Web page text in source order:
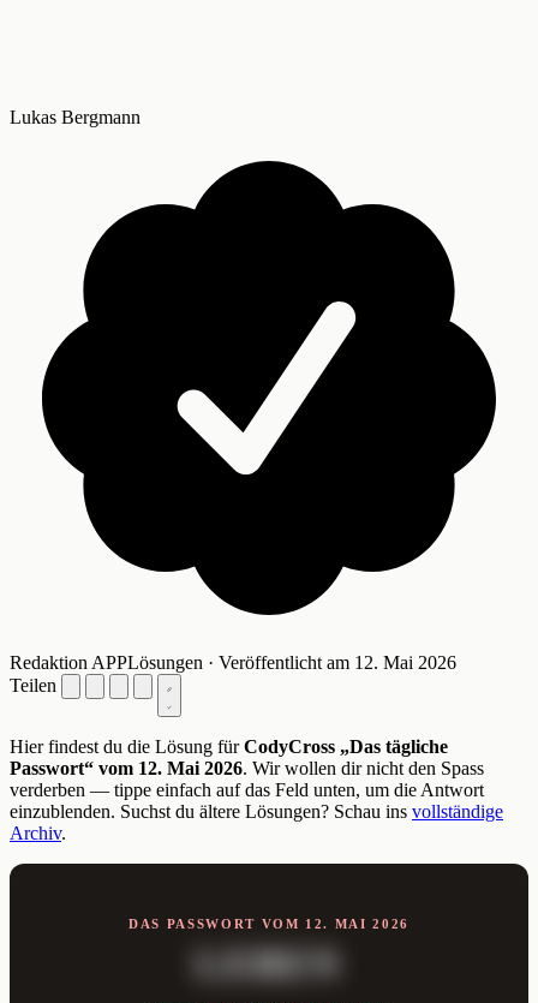
Lukas Bergmann
Redaktion APPLösungen · Veröffentlicht am 12. Mai 2026
Teilen
Hier findest du die Lösung fürCodyCross „Das tägliche
Passwort“ vom 12. Mai 2026. Wir wollen dir nicht den Spass
verderben — tippe einfach auf das Feld unten, um die Antwort
einzublenden. Suchst du ältere Lösungen? Schau ins vollständige
Archiv.
DAS PASSWORT VOM 12. MAI 2026
LEBEN